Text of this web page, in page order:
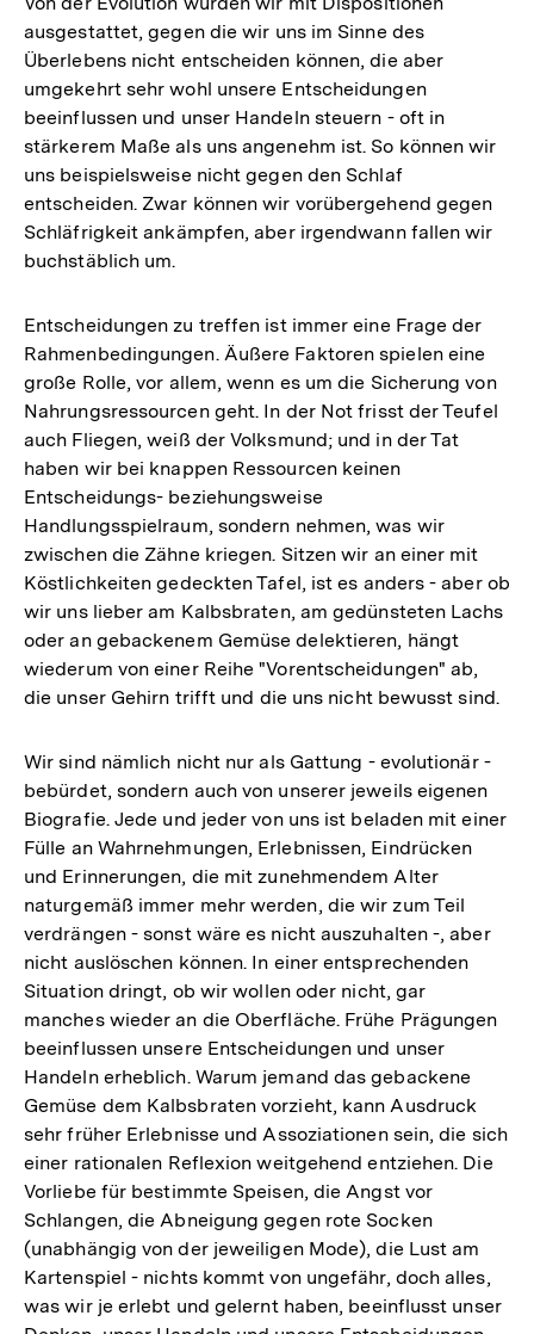
ausgestattet, gegen die wir uns im Sinne des
Überlebens nicht entscheiden können, die aber
umgekehrt sehr wohl unsere Entscheidungen
beeinflussen und unser Handeln steuern - oft in
stärkerem Maße als uns angenehm ist. So können wir
uns beispielsweise nicht gegen den Schlaf
entscheiden. Zwar können wir vorübergehend gegen
Schläfrigkeit ankämpfen, aber irgendwann fallen wir
buchstäblich um.
Entscheidungen zu treffen ist immer eine Frage der
Rahmenbedingungen. Äußere Faktoren spielen eine
große Rolle, vor allem, wenn es um die Sicherung von
Nahrungsressourcen geht. In der Not frisst der Teufel
auch Fliegen, weiß der Volksmund; und in der Tat
haben wir bei knappen Ressourcen keinen
Entscheidungs- beziehungsweise
Handlungsspielraum, sondern nehmen, was wir
zwischen die Zähne kriegen. Sitzen wir an einer mit
Köstlichkeiten gedeckten Tafel, ist es anders - aber ob
wir uns lieber am Kalbsbraten, am gedünsteten Lachs
oder an gebackenem Gemüse delektieren, hängt
wiederum von einer Reihe "Vorentscheidungen" ab,
die unser Gehirn trifft und die uns nicht bewusst sind.
Wir sind nämlich nicht nur als Gattung - evolutionär -
bebürdet, sondern auch von unserer jeweils eigenen
Biografie. Jede und jeder von uns ist beladen mit einer
Fülle an Wahrnehmungen, Erlebnissen, Eindrücken
und Erinnerungen, die mit zunehmendem Alter
naturgemäß immer mehr werden, die wir zum Teil
verdrängen - sonst wäre es nicht auszuhalten -, aber
nicht auslöschen können. In einer entsprechenden
Situation dringt, ob wir wollen oder nicht, gar
manches wieder an die Oberfläche. Frühe Prägungen
beeinflussen unsere Entscheidungen und unser
Handeln erheblich. Warum jemand das gebackene
Gemüse dem Kalbsbraten vorzieht, kann Ausdruck
sehr früher Erlebnisse und Assoziationen sein, die sich
einer rationalen Reflexion weitgehend entziehen. Die
Vorliebe für bestimmte Speisen, die Angst vor
Schlangen, die Abneigung gegen rote Socken
(unabhängig von der jeweiligen Mode), die Lust am
Kartenspiel - nichts kommt von ungefähr, doch alles,
was wir je erlebt und gelernt haben, beeinflusst unser